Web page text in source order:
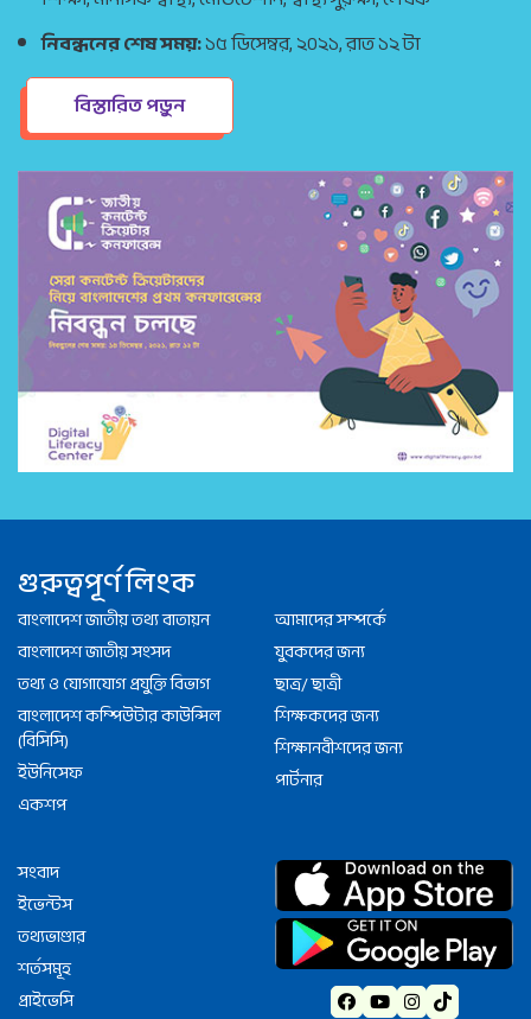
নিবন্ধনের শেষ সময়:১৫ ডিসেম্বর, ২০২১, রাত ১২ টা
বিস্তারিত পড়ুন
গুরুত্বপূর্ণ লিংক
বাংলাদেশ জাতীয় তথ্য বাতায়ন
বাংলাদেশ জাতীয় সংসদ
তথ্য ও যোগাযোগ প্রযুক্তি বিভাগ
বাংলাদেশ কম্পিউটার কাউন্সিল
(বিসিসি)
ইউনিসেফ
একশপ
আমাদের সম্পর্কে
যুবকদের জন্য
ছাত্র/ ছাত্রী
শিক্ষকদের জন্য
শিক্ষানবীশদের জন্য
পার্টনার
সংবাদ
ইভেন্টস
তথ্যভাণ্ডার
শর্তসমূহ
প্রাইভেসি